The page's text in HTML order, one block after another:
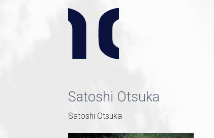
Satoshi Otsuka
Satoshi Otsuka